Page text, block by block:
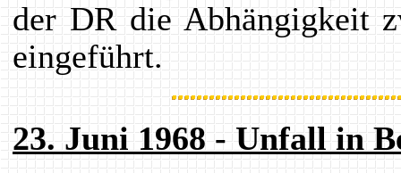
der DR die Abhängigkeit
eingeführt.
23. Juni 1968 - Unfall in